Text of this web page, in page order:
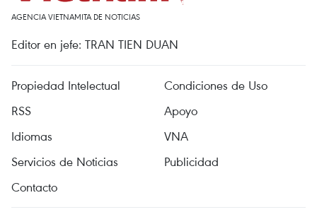
AGENCIA VIETNAMITA DE NOTICIAS
Editor en jefe: TRAN TIEN DUAN
Propiedad Intelectual
Condiciones de Uso
RSS
Apoyo
Idiomas
VNA
Servicios de Noticias
Publicidad
Contacto